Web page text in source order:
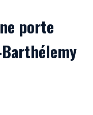
porte